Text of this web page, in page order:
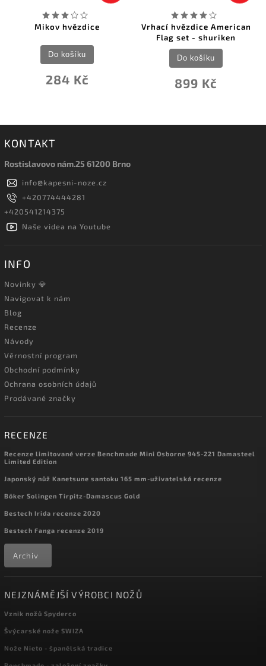
Mikov hvězdice
284 Kč
Do košíku
Vrhací hvězdice American
Flag set - shuriken
899 Kč
Do košíku
KONTAKT
Rostislavovo nám.25 61200 Brno
info@kapesni-noze.cz
+420774444281
+420541214375
Naše videa na Youtube
INFO
Novinky 💎
Navigovat k nám
Blog
Recenze
Návody
Věrnostní program
Obchodní podmínky
Ochrana osobních údajů
Prodávané značky
RECENZE
Recenze limitované verze Benchmade Mini Osborne 945-221 Damasteel
Limited Edition
Japonský nůž Kanetsune santoku 165 mm-uživatelská recenze
Böker Solingen Tirpitz-Damascus Gold
Bestech Irida recenze 2020
Bestech Fanga recenze 2019
Archiv
NEJZNÁMĚJŠÍ VÝROBCI NOŽŮ
Vznik nožů Spyderco
Švýcarské nože SWIZA
Nože Nieto - španělská tradice